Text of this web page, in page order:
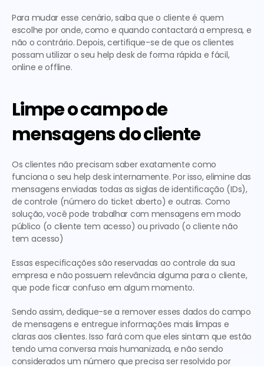
Para mudar esse cenário, saiba que o cliente é quem
escolhe por onde, como e quando contactará a empresa, e
não o contrário. Depois, certifique-se de que os clientes
possam utilizar o seu help desk de forma rápida e fácil,
online e offline.
Limpe o campo de
mensagens do cliente
Os clientes não precisam saber exatamente como
funciona o seu help desk internamente. Por isso, elimine das
mensagens enviadas todas as siglas de identificação (IDs),
de controle (número do ticket aberto) e outras. Como
solução, você pode trabalhar com mensagens em modo
público (o cliente tem acesso) ou privado (o cliente não
tem acesso)
Essas especificações são reservadas ao controle da sua
empresa e não possuem relevância alguma para o cliente,
que pode ficar confuso em algum momento.
Sendo assim, dedique-se a remover esses dados do campo
de mensagens e entregue informações mais limpas e
claras aos clientes. Isso fará com que eles sintam que estão
tendo uma conversa mais humanizada, e não sendo
considerados um número que precisa ser resolvido por